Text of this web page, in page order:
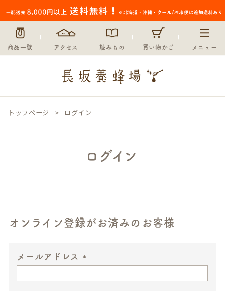
商品一覧 アクセス 読みもの 買い物かご メニュー
トップページ ログイン
ログイン
オンライン登録がお済みのお客様
メールアドレス